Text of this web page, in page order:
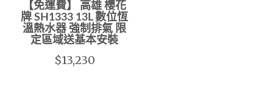
【免運費】 高雄 櫻花
牌 SH1333 13L 數位恆
溫熱水器 強制排氣 限
定區域送基本安裝
$13,230